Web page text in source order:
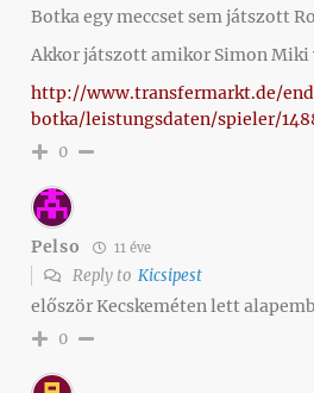
Botka egy meccset sem játszott
Akkor játszott amikor Simon Miki
http://www.transfermarkt.de/
botka/leistungsdaten/spieler/
0
Pelso 11 éve
Reply to Kicsipest
először Kecskeméten lett
0